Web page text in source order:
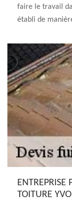
faire le travail
établi de
ENTREPRISE
TOITURE